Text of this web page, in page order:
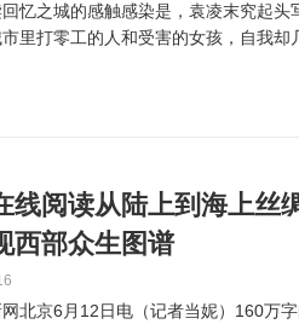
之城的感触感染是，袁凌末究起头
里打零工的人和受害的女孩，自我
线阅读从陆上到海上丝
西部众生图谱
京6月12日电（记者当妮）160万字